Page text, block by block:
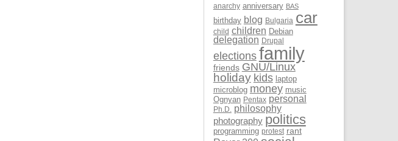
anarchy anniversary BAS
birthday blog Bulgaria car
child children Debian
delegation Drupal
elections family
friends GNU/Linux
holiday kids laptop
microblog money music
Ognyan Pentax personal
Ph.D. philosophy
photography politics
programming protest rant